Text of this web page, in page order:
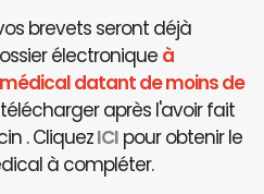
brevets seront déjà
électronique à
datant de moins de
après l'avoir fait
. CliquezICI pour obtenir le
à compléter.